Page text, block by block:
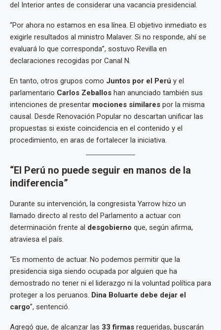
del Interior antes de considerar una vacancia presidencial.
“Por ahora no estamos en esa línea. El objetivo inmediato es
exigirle resultados al ministro Malaver. Si no responde, ahí se
evaluará lo que corresponda”, sostuvo Revilla en
declaraciones recogidas por Canal N.
En tanto, otros grupos como Juntos por el Perú y el
parlamentario Carlos Zeballos han anunciado también sus
intenciones de presentar mociones similares por la misma
causal. Desde Renovación Popular no descartan unificar las
propuestas si existe coincidencia en el contenido y el
procedimiento, en aras de fortalecer la iniciativa.
“El Perú no puede seguir en manos de la
indiferencia”
Durante su intervención, la congresista Yarrow hizo un
llamado directo al resto del Parlamento a actuar con
determinación frente al desgobierno que, según afirma,
atraviesa el país.
“Es momento de actuar. No podemos permitir que la
presidencia siga siendo ocupada por alguien que ha
demostrado no tener ni el liderazgo ni la voluntad política para
proteger a los peruanos. Dina Boluarte debe dejar el
cargo”, sentenció.
Agregó que, de alcanzar las 33 firmas requeridas, buscarán